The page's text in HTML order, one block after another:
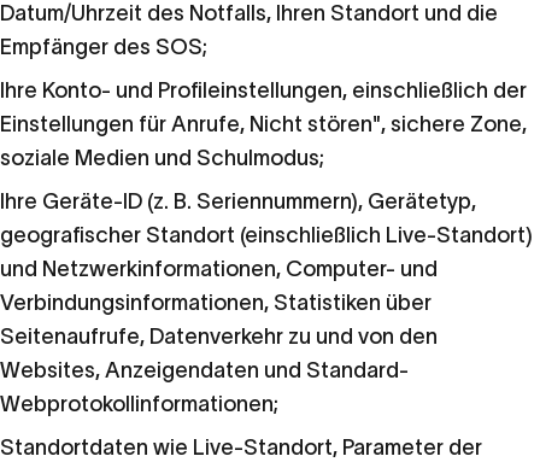
Datum/Uhrzeit des Notfalls, Ihren Standort und die
Empfänger des SOS;
Ihre Konto- und Profileinstellungen, einschließlich der
Einstellungen für Anrufe, Nicht stören", sichere Zone,
soziale Medien und Schulmodus;
Ihre Geräte-ID (z. B. Seriennummern), Gerätetyp,
geografischer Standort (einschließlich Live-Standort)
und Netzwerkinformationen, Computer- und
Verbindungsinformationen, Statistiken über
Seitenaufrufe, Datenverkehr zu und von den
Websites, Anzeigendaten und Standard-
Webprotokollinformationen;
Standortdaten wie Live-Standort, Parameter der